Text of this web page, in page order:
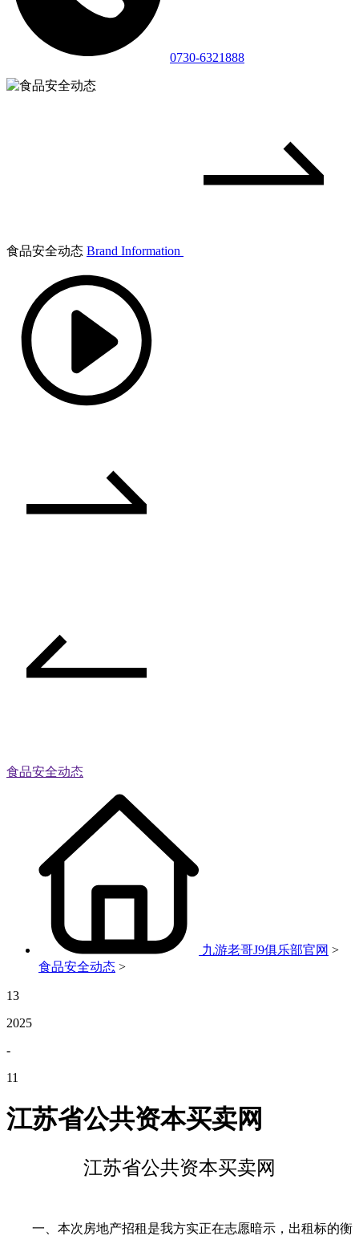
0730-6321888
食品安全动态 Brand Information
食品安全动态
九游老哥J9俱乐部官网 >
食品安全动态 >
13
2025
-
11
江苏省公共资本买卖网
江苏省公共资本买卖网
一、本次房地产招租是我方实正在志愿暗示，出租标的衡